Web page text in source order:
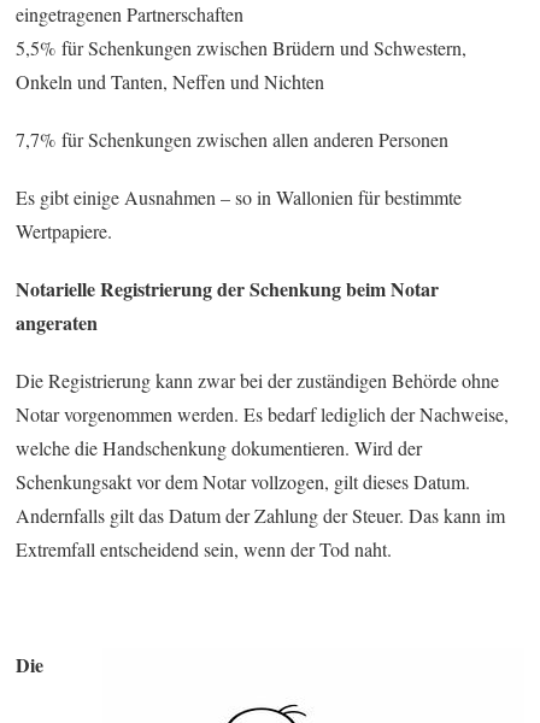
eingetragenen Partnerschaften
5,5% für Schenkungen zwischen Brüdern und Schwestern,
Onkeln und Tanten, Neffen und Nichten
7,7% für Schenkungen zwischen allen anderen Personen
Es gibt einige Ausnahmen – so in Wallonien für bestimmte
Wertpapiere.
Notarielle Registrierung der Schenkung beim Notar
angeraten
Die Registrierung kann zwar bei der zuständigen Behörde ohne
Notar vorgenommen werden. Es bedarf lediglich der Nachweise,
welche die Handschenkung dokumentieren. Wird der
Schenkungsakt vor dem Notar vollzogen, gilt dieses Datum.
Andernfalls gilt das Datum der Zahlung der Steuer. Das kann im
Extremfall entscheidend sein, wenn der Tod naht.
Die